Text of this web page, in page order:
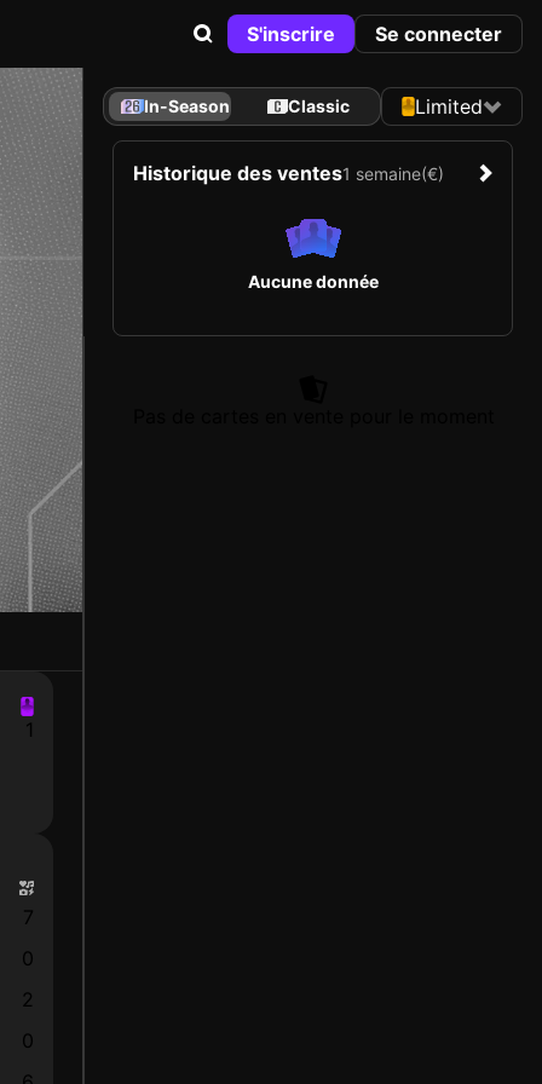
S'inscrire Se connecter
1
7
0
2
0
In-Season Classic Limited
Historique des ventes1 semaine(€)
Aucune donnée